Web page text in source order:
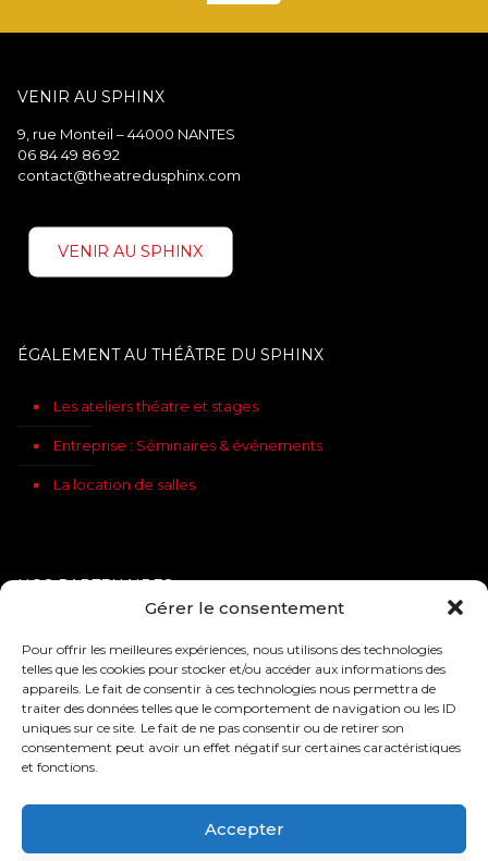
Gérer le consentement
Pour offrir les meilleures expériences, nous utilisons des technologies
telles que les cookies pour stocker et/ou accéder aux informations des
appareils. Le fait de consentir à ces technologies nous permettra de
traiter des données telles que le comportement de navigation ou les ID
uniques sur ce site. Le fait de ne pas consentir ou de retirer son
consentement peut avoir un effet négatif sur certaines caractéristiques
et fonctions.
Accepter
VENIR AU SPHINX
9, rue Monteil – 44000 NANTES
06 84 49 86 92
contact@theatredusphinx.com
VENIR AU SPHINX
ÉGALEMENT AU THÉÂTRE DU SPHINX
Les ateliers théatre et stages
Entreprise : Séminaires & événements
La location de salles
NOS PARTENAIRES
site, par téléphone, aux billetteries Carrefour, Hyper U, Géant ou
auprès de nos partenaires :